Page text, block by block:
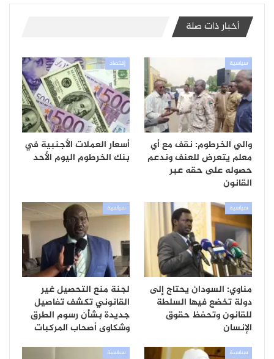
أخبار ذات صلة
سياسية
والي الخرطوم: نقف مع أي
معلم يتعرض للعنف وندعم
حصوله على حقه عبر
القانون
إقتصاد
أسعار العملات الأجنبية في
بنك الخرطوم اليوم الأحد
سياسية
مناوي: السودان يحتاج إلى
دولة تخضع فيها السلطة
للقانون وتحفظ حقوق
الإنسان
سياسية
لجنة منع التحصيل غير
القانوني تكشف تفاصيل
جديدة بشأن رسوم الطرق
وشكاوى أصحاب المركبات
سياسية سياسية